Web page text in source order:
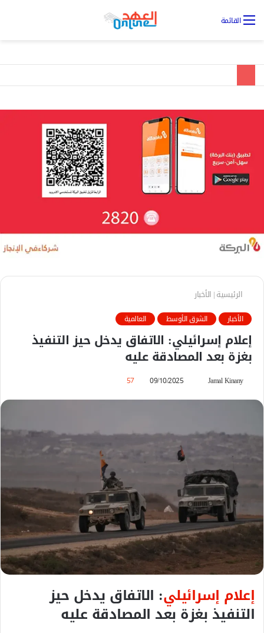
القائمة
الرئيسية| الأخبار
الأخبار الشرق الأوسط العالمية
إعلام إسرائيلي: الاتفاق يدخل حيز التنفيذ
بغزة بعد المصادقة عليه
Jamal Kinany
ب
د
ا
إ
ل
ك
ت
ر
و
ن
ي
ا
09/10/2025
57
إعلام إسرائيلي: الاتفاق يدخل حيز
التنفيذ بغزة بعد المصادقة عليه